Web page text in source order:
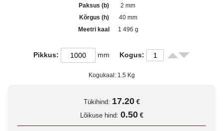
Paksus (b)
2 mm
Kõrgus (h)
40 mm
Meetri kaal
1 496 g
Pikkus: mm Kogus:
Kogukaal: 1.5Kg
Tükihind: 17.20 €
Lõikuse hind: 0.50 €